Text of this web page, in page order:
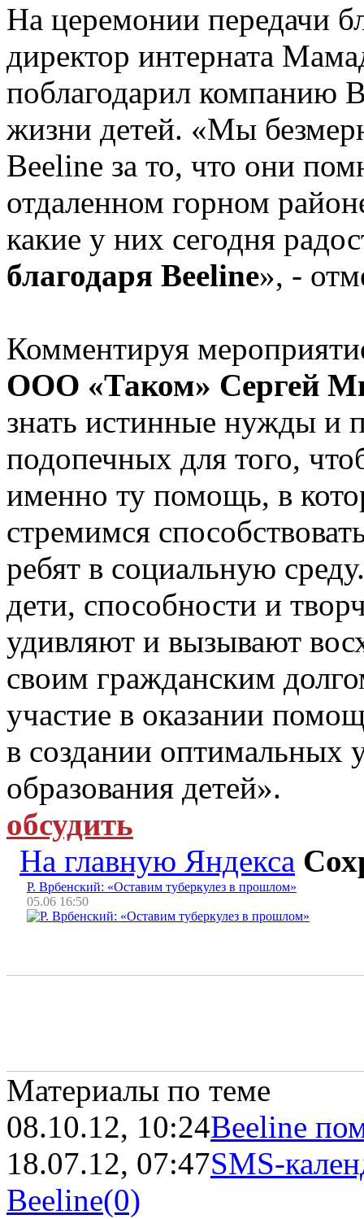
На церемонии передачи
директор интерната
поблагодарил компанию
жизни детей. «Мы
Beeline за то, что они
отдаленном горном
какие у них сегодня
благодаря Beeline», -
Комментируя
OOO «Таком» Сергей
знать истинные нужды и
подопечных для того,
именно ту помощь, в
стремимся
ребят в социальную
дети, способности и
удивляют и вызывают
своим гражданским
участие в оказании
в создании оптимальных
образования детей».
обсудить
На главную Яндекса
Р. Врбенский: «Оставим туберкулез в прошлом»
05.06 16:50
Материалы по теме
08.10.12, 10:24Beeline
18.07.12, 07:47SMS-
Beeline(0)